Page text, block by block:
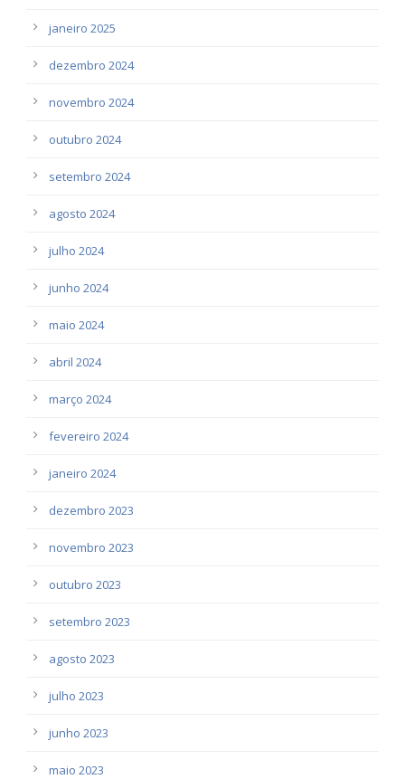
janeiro 2025
dezembro 2024
novembro 2024
outubro 2024
setembro 2024
agosto 2024
julho 2024
junho 2024
maio 2024
abril 2024
março 2024
fevereiro 2024
janeiro 2024
dezembro 2023
novembro 2023
outubro 2023
setembro 2023
agosto 2023
julho 2023
junho 2023
maio 2023